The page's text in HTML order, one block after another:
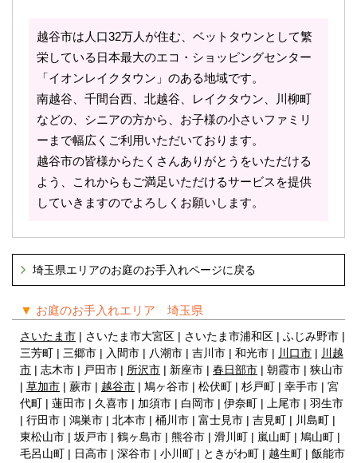
越谷市は人口32万人が住む、ベットタウンとして繁
栄している日本最大のエコ・ショッピングセンター
「イオンレイクタウン」のある地域です。
南越谷、千間台西、北越谷、レイクタウン、川柳町
などの、シニアの方から、お子様の小さいファミリ
ーまで幅広くご利用いただいております。
越谷市の皆様からたくさんありがとうをいただける
よう、これからもご満足いただけるサービスを提供
していきますのでよろしくお願いします。
埼玉県エリアのお庭のお手入れページに戻る
▼ お庭のお手入れエリア 埼玉県
さいたま市 | さいたま市大宮区 | さいたま市浦和区 | ふじみ野市 |
三芳町 | 三郷市 | 入間市 | 八潮市 | 吉川市 | 和光市 | 川口市 | 川越
市 | 志木市 | 戸田市 | 所沢市 | 新座市 | 春日部市 | 朝霞市 | 狭山市
| 草加市 | 蕨市 | 越谷市 | 鳩ヶ谷市 | 松伏町 | 杉戸町 | 幸手市 | 宮
代町 | 蓮田市 | 久喜市 | 加須市 | 白岡市 | 伊奈町 | 上尾市 | 羽生市
| 行田市 | 鴻巣市 | 北本市 | 桶川市 | 富士見市 | 吉見町 | 川島町 |
東松山市 | 坂戸市 | 鶴ヶ島市 | 熊谷市 | 滑川町 | 嵐山町 | 鳩山町 |
毛呂山町 | 日高市 | 深谷市 | 小川町 | ときがわ町 | 越生町 | 飯能市